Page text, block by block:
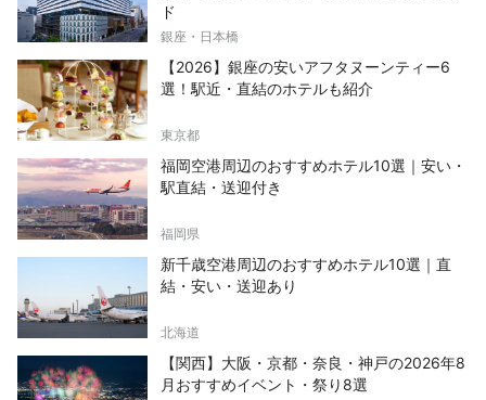
ド
銀座・日本橋
【2026】銀座の安いアフタヌーンティー6
選！駅近・直結のホテルも紹介
東京都
福岡空港周辺のおすすめホテル10選｜安い・
駅直結・送迎付き
福岡県
新千歳空港周辺のおすすめホテル10選｜直
結・安い・送迎あり
北海道
【関西】大阪・京都・奈良・神戸の2026年8
月おすすめイベント・祭り8選